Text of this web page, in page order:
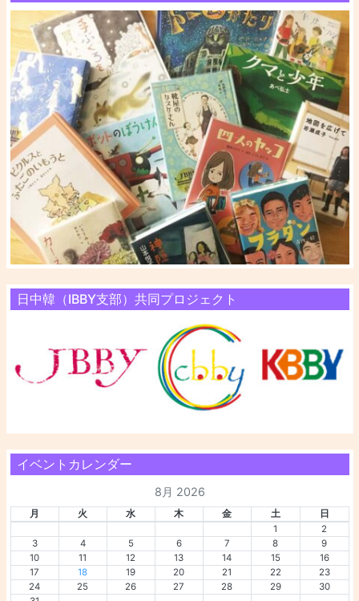
日中韓（IBBY支部）共同プロジェクト
イベントカレンダー
8月 2026
月 火 水 木 金 土
日
1
2
3
4 5 6 7 8
9
10
11 12 13 14 15
16
17
18 19 20 21 22
23
24
25 26 27 28 29
30